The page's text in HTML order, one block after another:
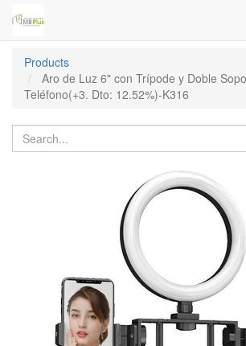
Products
Aro de Luz 6" con Trípode y Doble
Teléfono(+3. Dto: 12.52%)-K316